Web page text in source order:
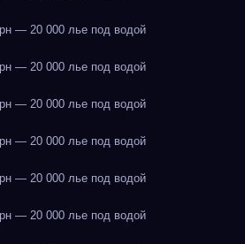
— 20 000 лье под водой
— 20 000 лье под водой
— 20 000 лье под водой
— 20 000 лье под водой
— 20 000 лье под водой
— 20 000 лье под водой